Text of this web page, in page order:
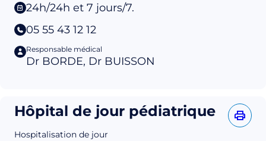
24h/24h et 7 jours/7.
05 55 43 12 12
Responsable médical
Dr BORDE, Dr BUISSON
Hôpital de jour pédiatrique
Hospitalisation de jour